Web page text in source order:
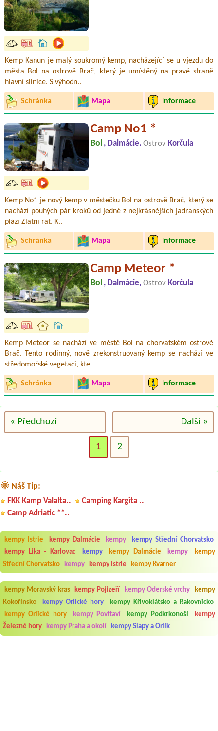
Kemp Kanun je malý soukromý kemp, nacházející se u vjezdu do
města Bol na ostrově Brač, který je umístěný na pravé straně
hlavní silnice. S výhodn..
Schránka Mapa Informace
Camp No1 *
Bol , Dalmácie, Ostrov Korčula
Kemp No1 je nový kemp v městečku Bol na ostrově Brač, který se
nachází pouhých pár kroků od jedné z nejkrásnějších jadranských
pláží Zlatni rat. K..
Schránka Mapa Informace
Camp Meteor *
Bol , Dalmácie, Ostrov Korčula
Kemp Meteor se nachází ve městě Bol na chorvatském ostrově
Brač. Tento rodinný, nově zrekonstruovaný kemp se nachází ve
středomořské vegetaci, kte..
Schránka Mapa Informace
« Předchozí Další »
1 2
🌞 Náš Tip:
FKK Kamp Valalta..
Camping Kargita ..
Camp Adriatic **..
kempy Istrie kempy Dalmácie kempy
kempy Střední Chorvatsko
kempy Lika - Karlovac
kempy kempy Dalmácie kempy
kempy
Střední Chorvatsko
kempy kempy Istrie kempy Kvarner
kempy Moravský kras kempy Pojizeří kempy Oderské vrchy
kempy
Kokořínsko
kempy Orlické hory
kempy Křivoklátsko a Rakovnicko
kempy Orlické hory
kempy Povltaví kempy Podkrkonoší
kempy
Železné hory
kempy Praha a okolí kempy Slapy a Orlík